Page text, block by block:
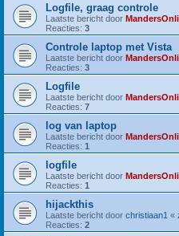
Logfile, graag controle
Laatste bericht door
Reacties: 3
Controle laptop met Vista
Laatste bericht door
Reacties: 3
Logfile
Laatste bericht door
Reacties: 7
log van laptop
Laatste bericht door
Reacties: 1
logfile
Laatste bericht door
Reacties: 1
hijackthis
Laatste bericht door christiaan1 «
Reacties: 2